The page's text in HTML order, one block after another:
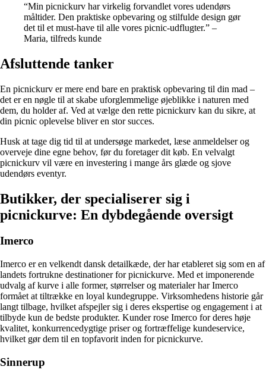
“Min picnickurv har virkelig forvandlet vores udendørs
måltider. Den praktiske opbevaring og stilfulde design gør
det til et must-have til alle vores picnic-udflugter.” –
Maria, tilfreds kunde
Afsluttende tanker
En picnickurv er mere end bare en praktisk opbevaring til din mad –
det er en nøgle til at skabe uforglemmelige øjeblikke i naturen med
dem, du holder af. Ved at vælge den rette picnickurv kan du sikre, at
din picnic oplevelse bliver en stor succes.
Husk at tage dig tid til at undersøge markedet, læse anmeldelser og
overveje dine egne behov, før du foretager dit køb. En velvalgt
picnickurv vil være en investering i mange års glæde og sjove
udendørs eventyr.
Butikker, der specialiserer sig i
picnickurve: En dybdegående oversigt
Imerco
Imerco er en velkendt dansk detailkæde, der har etableret sig som en af
landets fortrukne destinationer for picnickurve. Med et imponerende
udvalg af kurve i alle former, størrelser og materialer har Imerco
formået at tiltrække en loyal kundegruppe. Virksomhedens historie går
langt tilbage, hvilket afspejler sig i deres ekspertise og engagement i at
tilbyde kun de bedste produkter. Kunder rose Imerco for deres høje
kvalitet, konkurrencedygtige priser og fortræffelige kundeservice,
hvilket gør dem til en topfavorit inden for picnickurve.
Sinnerup